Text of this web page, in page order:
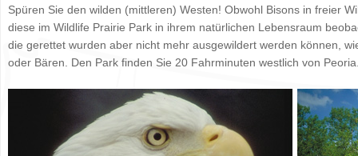
Spüren Sie den wilden (mittleren) Westen! Obwohl Bisons in freier
diese im Wildlife Prairie Park in ihrem natürlichen Lebensraum
die gerettet wurden aber nicht mehr ausgewildert werden können,
oder Bären. Den Park finden Sie 20 Fahrminuten westlich von